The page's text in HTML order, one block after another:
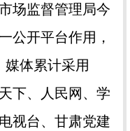
场监督管理局今
公开平台作用，
媒体累计采用
下、人民网、学
视台、甘肃党建